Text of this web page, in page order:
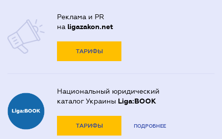
Реклама и PR
на ligazakon.net
ТАРИФЫ
Национальный юридический
каталог Украины Liga:BOOK
ТАРИФЫ ПОДРОБНЕЕ